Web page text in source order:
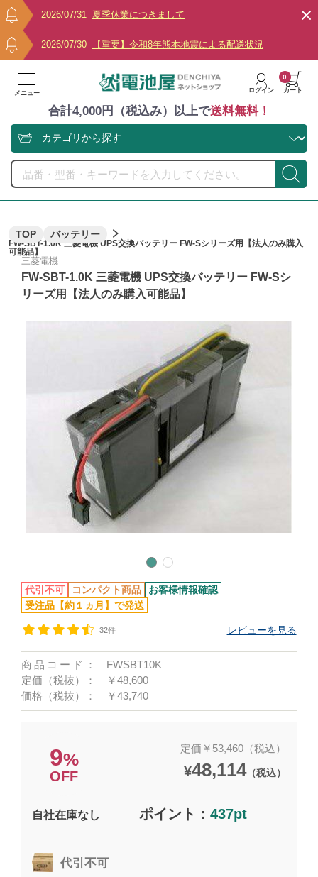
2026/07/31 夏季休業につきまして
2026/07/30 【重要】令和8年熊本地震による配送状況
メニュー ログイン カート
0
合計4,000円（税込み）以上で送料無料！
TOP バッテリー
FW-SBT-1.0K 三菱電機 UPS交換バッテリー FW-Sシリーズ用【法人のみ購入
可能品】
三菱電機
FW-SBT-1.0K 三菱電機 UPS交換バッテリー FW-Sシ
リーズ用【法人のみ購入可能品】
代引不可 コンパクト商品
お客様情報確認
受注品【約１ヵ月】で発送
32件 レビューを見る
商品コード：
FWSBT10K
定価（税抜）：
￥48,600
価格（税抜）：
￥43,740
9%
OFF
定価￥53,460（税込）
¥48,114（税込）
自社在庫なし ポイント： 437pt
代引不可